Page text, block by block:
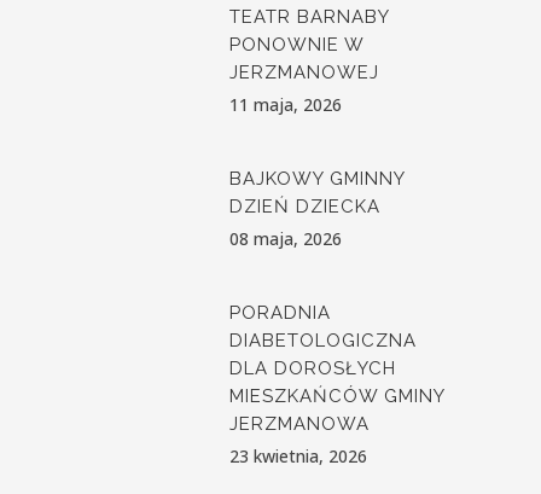
TEATR BARNABY
PONOWNIE W
JERZMANOWEJ
11 maja, 2026
BAJKOWY GMINNY
DZIEŃ DZIECKA
08 maja, 2026
PORADNIA
DIABETOLOGICZNA
DLA DOROSŁYCH
MIESZKAŃCÓW GMINY
JERZMANOWA
23 kwietnia, 2026